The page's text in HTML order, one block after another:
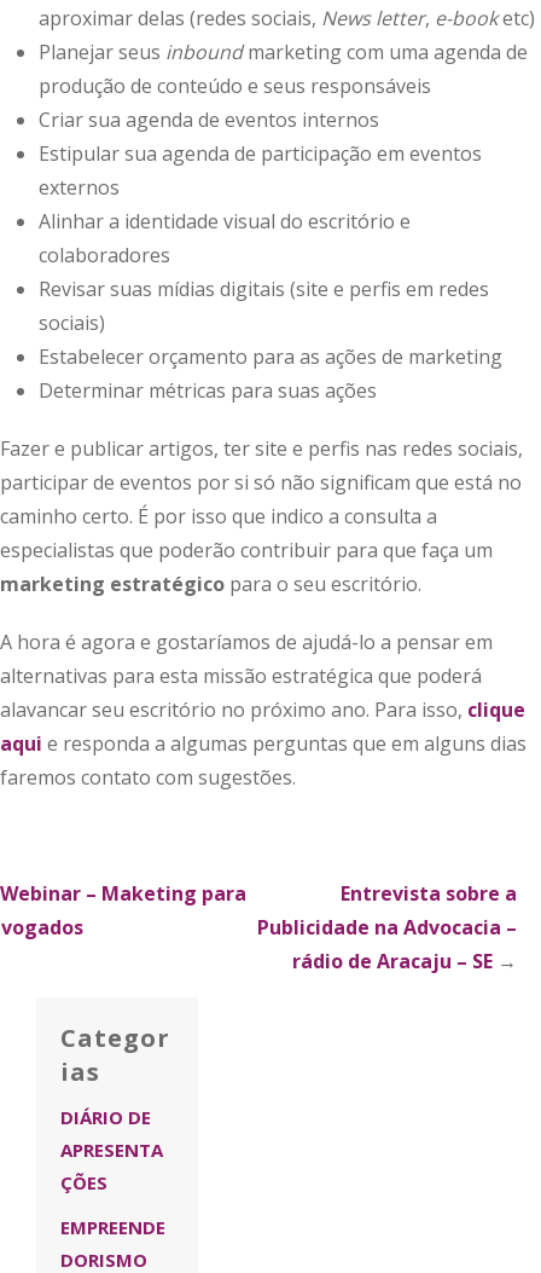
aproximar delas (redes sociais, News letter, e-booketc)
Planejar seus inboundmarketing com uma agenda de
produção de conteúdo e seus responsáveis
Criar sua agenda de eventos internos
Estipular sua agenda de participação em eventos
externos
Alinhar a identidade visual do escritório e
colaboradores
Revisar suas mídias digitais (site e perfis em redes
sociais)
Estabelecer orçamento para as ações de marketing
Determinar métricas para suas ações
Fazer e publicar artigos, ter site e perfis nas redes sociais,
participar de eventos por si só não significam que está no
caminho certo. É por isso que indico a consulta a
especialistas que poderão contribuir para que faça um
marketing estratégico para o seu escritório.
A hora é agora e gostaríamos de ajudá-lo a pensar em
alternativas para esta missão estratégica que poderá
alavancar seu escritório no próximo ano. Para isso, clique
aqui e responda a algumas perguntas que em alguns dias
faremos contato com sugestões.
Webinar – Maketing para
Entrevista sobre a
Publicidade na Advocacia –
rádio de Aracaju – SE →
Categor
ias
DIÁRIO DE
APRESENTA
ÇÕES
EMPREENDE
DORISMO